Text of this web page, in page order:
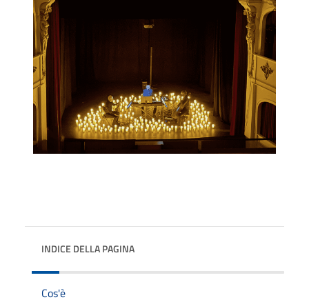
INDICE DELLA PAGINA
Cos'è